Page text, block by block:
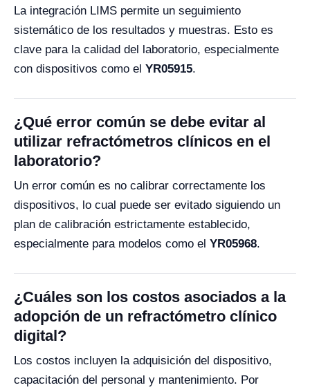
La integración LIMS permite un seguimiento
sistemático de los resultados y muestras. Esto es
clave para la calidad del laboratorio, especialmente
con dispositivos como el YR05915.
¿Qué error común se debe evitar al
utilizar refractómetros clínicos en el
laboratorio?
Un error común es no calibrar correctamente los
dispositivos, lo cual puede ser evitado siguiendo un
plan de calibración estrictamente establecido,
especialmente para modelos como el YR05968.
¿Cuáles son los costos asociados a la
adopción de un refractómetro clínico
digital?
Los costos incluyen la adquisición del dispositivo,
capacitación del personal y mantenimiento. Por